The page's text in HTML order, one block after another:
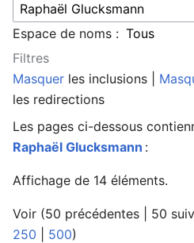
Espace de noms :
Filtres
Masquer les inclusions |
les redirections
Les pages ci-dessous
Raphaël Glucksmann :
Affichage de 14 éléments.
Voir (50 précédentes | 50
250
500)